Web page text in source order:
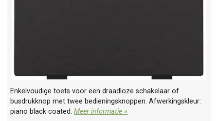
Enkelvoudige toets voor een draadloze schakelaar of
busdrukknop met twee bedieningsknoppen. Afwerkingskleur:
piano black coated.Meer informatie »